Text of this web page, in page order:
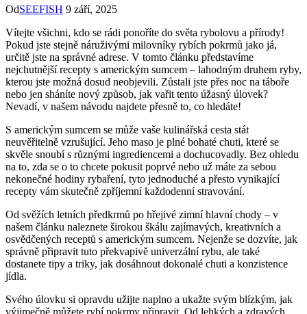
OdSEEFISH 9 září, 2025
Vítejte všichni, kdo se rádi ponoříte do světa rybolovu a přírody!
Pokud jste stejně náruživými milovníky rybích pokrmů jako já,
určitě jste na správné adrese. V tomto článku představíme
nejchutnější recepty s americkým sumcem – lahodným druhem ryby,
kterou jste možná dosud neobjevili. Zůstali jste přes noc na táboře
nebo jen sháníte nový způsob, jak vařit tento úžasný úlovek?
Nevadí, v našem návodu najdete přesně to, co hledáte!
S americkým sumcem se může vaše kulinářská cesta stát
neuvěřitelně vzrušující. Jeho maso je plné bohaté chuti, které se
skvěle snoubí s různými ingrediencemi a dochucovadly. Bez ohledu
na to, zda se o to chcete pokusit poprvé nebo už máte za sebou
nekonečné hodiny rybaření, tyto jednoduché a přesto vynikající
recepty vám skutečně zpříjemní každodenní stravování.
Od svěžích letních předkrmů po hřejivé zimní hlavní chody – v
našem článku naleznete širokou škálu zajímavých, kreativních a
osvědčených receptů s americkým sumcem. Nejenže se dozvíte, jak
správně připravit tuto překvapivě univerzální rybu, ale také
dostanete tipy a triky, jak dosáhnout dokonalé chuti a konzistence
jídla.
Svého úlovku si opravdu užijte naplno a ukažte svým blízkým, jak
výjimečně můžete rybí pokrmy připravit. Od lehkých a zdravých